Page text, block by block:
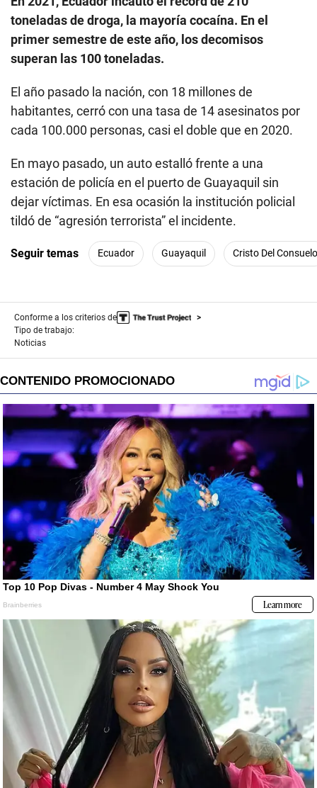
toneladas de droga, la mayoría cocaína. En el
primer semestre de este año, los decomisos
superan las 100 toneladas.
El año pasado la nación, con 18 millones de
habitantes, cerró con una tasa de 14 asesinatos por
cada 100.000 personas, casi el doble que en 2020.
En mayo pasado, un auto estalló frente a una
estación de policía en el puerto de Guayaquil sin
dejar víctimas. En esa ocasión la institución policial
tildó de “agresión terrorista” el incidente.
Seguir temas Ecuador Guayaquil Cristo Del Consuelo
Conforme a los criterios de
Tipo de trabajo:
Noticias